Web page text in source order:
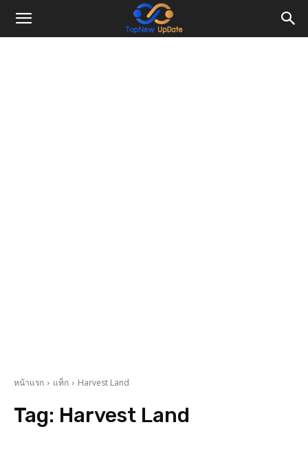
หน้าแรก แท็ก Harvest Land
Tag: Harvest Land